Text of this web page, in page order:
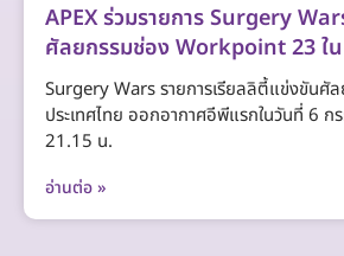
APEX ร่วมรายการ Surgery
ศัลยกรรมช่อง Workpoint 23 ใน
Surgery Wars รายการเรียลลิตี้แข่งขันศั
ประเทศไทย ออกอากาศอีพีแรกในวันที่ 6 ก
21.15 น.
อ่านต่อ »